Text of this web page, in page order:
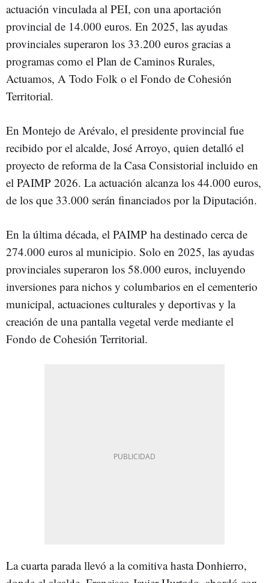
actuación vinculada al PEI, con una aportación
provincial de 14.000 euros. En 2025, las ayudas
provinciales superaron los 33.200 euros gracias a
programas como el Plan de Caminos Rurales,
Actuamos, A Todo Folk o el Fondo de Cohesión
Territorial.
En Montejo de Arévalo, el presidente provincial fue
recibido por el alcalde, José Arroyo, quien detalló el
proyecto de reforma de la Casa Consistorial incluido en
el PAIMP 2026. La actuación alcanza los 44.000 euros,
de los que 33.000 serán financiados por la Diputación.
En la última década, el PAIMP ha destinado cerca de
274.000 euros al municipio. Solo en 2025, las ayudas
provinciales superaron los 58.000 euros, incluyendo
inversiones para nichos y columbarios en el cementerio
municipal, actuaciones culturales y deportivas y la
creación de una pantalla vegetal verde mediante el
Fondo de Cohesión Territorial.
La cuarta parada llevó a la comitiva hasta Donhierro,